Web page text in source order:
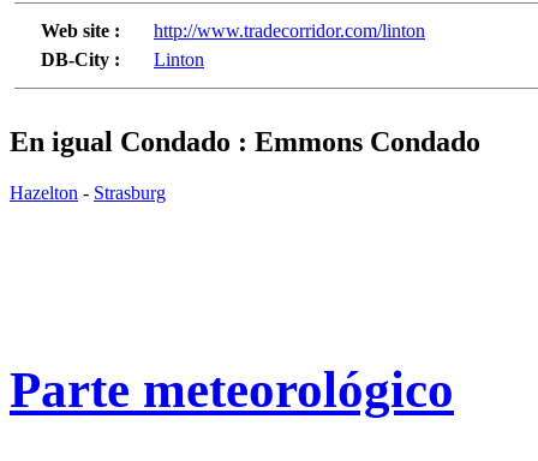
Web site :
http://www.tradecorridor.com/linton
DB-City :
Linton
En igual Condado : Emmons Condado
Hazelton - Strasburg
Parte meteorológico